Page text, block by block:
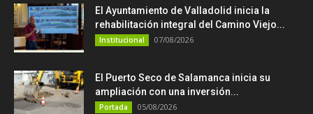
El Ayuntamiento de Valladolid inicia la
rehabilitación integral del Camino Viejo...
Institucional 07/08/2026
El Puerto Seco de Salamanca inicia su
ampliación con una inversión...
Portada 05/08/2026